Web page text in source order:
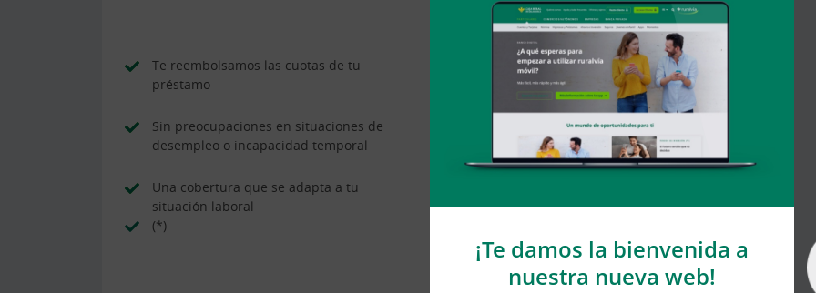
Te reembolsamos las cuotas de tu
préstamo
Sin preocupaciones en situaciones de
desempleo o incapacidad temporal
Una cobertura que se adapta a tu
situación laboral
(*)
Disfruta de tu afición con tranquilidad y
seguridad
Podrás contratar garantías básicas y
complementarias
(*)
¡Te damos la bienvenida a
nuestra nueva web!